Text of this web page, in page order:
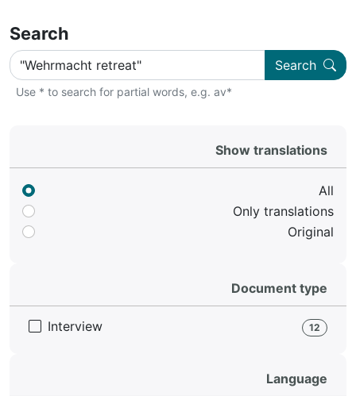
Search
Search
Use * to search for partial words, e.g. av*
Show translations
All
Only translations
Original
Document type
Interview 12
Language